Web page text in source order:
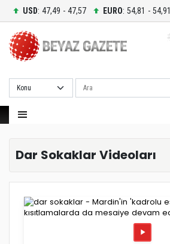
USD: 47,49 - 47,57 EURO: 54,81 - 54,91
Ara
Dar Sokaklar Videoları